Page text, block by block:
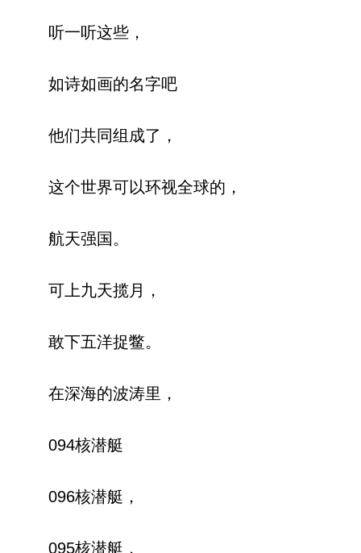
听一听这些，
如诗如画的名字吧
他们共同组成了，
这个世界可以环视全球的，
航天强国。
可上九天揽月，
敢下五洋捉鳖。
在深海的波涛里，
094核潜艇
096核潜艇，
095核潜艇，